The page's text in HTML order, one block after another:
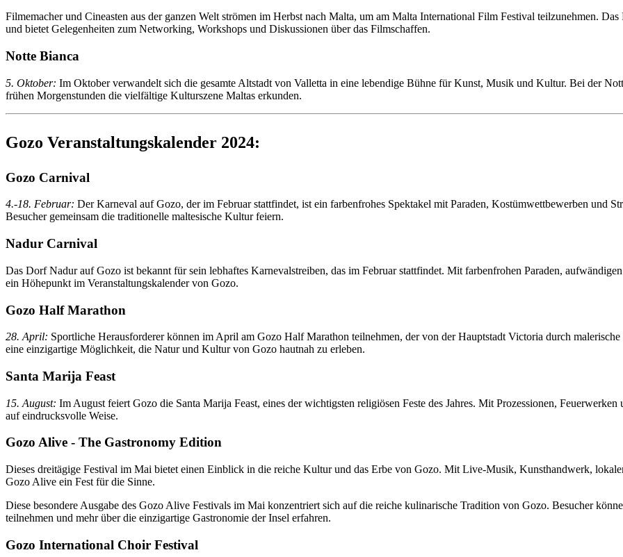
Filmemacher und Cineasten aus der ganzen Welt strömen im Herbst nach Malta, um am Malta International Film Festival teilzunehmen.
und bietet Gelegenheiten zum Networking, Workshops und Diskussionen über das Filmschaffen.
Notte Bianca
5. Oktober: Im Oktober verwandelt sich die gesamte Altstadt von Valletta in eine lebendige Bühne für Kunst, Musik und Kultur. Bei der
frühen Morgenstunden die vielfältige Kulturszene Maltas erkunden.
Gozo Veranstaltungskalender 2024:
Gozo Carnival
4.-18. Februar: Der Karneval auf Gozo, der im Februar stattfindet, ist ein farbenfrohes Spektakel mit Paraden, Kostümwettbewerben und
Besucher gemeinsam die traditionelle maltesische Kultur feiern.
Nadur Carnival
Das Dorf Nadur auf Gozo ist bekannt für sein lebhaftes Karnevalstreiben, das im Februar stattfindet. Mit farbenfrohen Paraden,
ein Höhepunkt im Veranstaltungskalender von Gozo.
Gozo Half Marathon
28. April: Sportliche Herausforderer können im April am Gozo Half Marathon teilnehmen, der von der Hauptstadt Victoria durch
eine einzigartige Möglichkeit, die Natur und Kultur von Gozo hautnah zu erleben.
Santa Marija Feast
15. August: Im August feiert Gozo die Santa Marija Feast, eines der wichtigsten religiösen Feste des Jahres. Mit Prozessionen,
auf eindrucksvolle Weise.
Gozo Alive - The Gastronomy Edition
Dieses dreitägige Festival im Mai bietet einen Einblick in die reiche Kultur und das Erbe von Gozo. Mit Live-Musik, Kunsthandwerk,
Gozo Alive ein Fest für die Sinne.
Diese besondere Ausgabe des Gozo Alive Festivals im Mai konzentriert sich auf die reiche kulinarische Tradition von Gozo. Besucher
teilnehmen und mehr über die einzigartige Gastronomie der Insel erfahren.
Gozo International Choir Festival